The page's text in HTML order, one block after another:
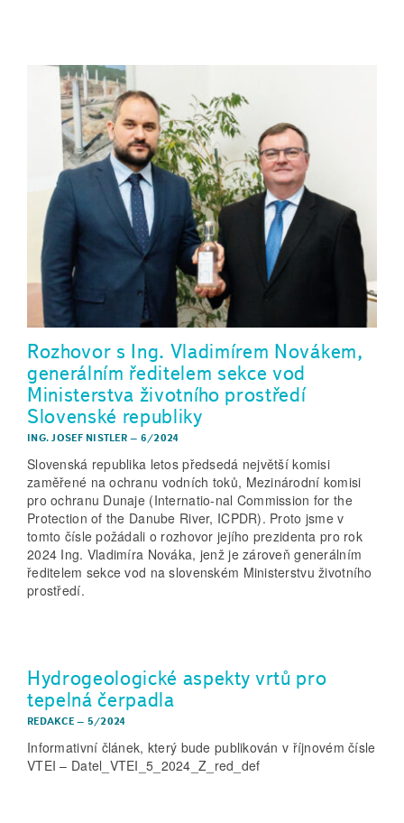
Rozhovor s Ing. Vladimírem Novákem,
generálním ředitelem sekce vod
Ministerstva životního prostředí
Slovenské republiky
ING. JOSEF NISTLER – 6/2024
Slovenská republika letos předsedá největší komisi
zaměřené na ochranu vodních toků, Mezinárodní komisi
pro ochranu Dunaje (Internatio-nal Commission for the
Protection of the Danube River, ICPDR). Proto jsme v
tomto čísle požádali o rozhovor jejího prezidenta pro rok
2024 Ing. Vladimíra Nováka, jenž je zároveň generálním
ředitelem sekce vod na slovenském Ministerstvu životního
prostředí.
Hydrogeologické aspekty vrtů pro
tepelná čerpadla
REDAKCE– 5/2024
Informativní článek, který bude publikován v říjnovém čísle
VTEI – Datel_VTEI_5_2024_Z_red_def